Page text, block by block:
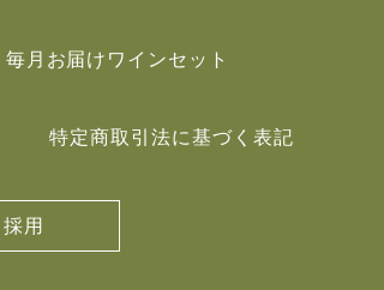
毎月お届けワインセット
特定商取引法に基づく表記
採用